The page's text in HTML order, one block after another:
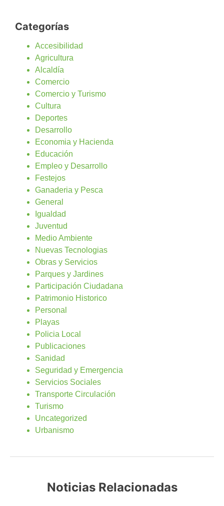
Categorías
Accesibilidad
Agricultura
Alcaldía
Comercio
Comercio y Turismo
Cultura
Deportes
Desarrollo
Economia y Hacienda
Educación
Empleo y Desarrollo
Festejos
Ganaderia y Pesca
General
Igualdad
Juventud
Medio Ambiente
Nuevas Tecnologias
Obras y Servicios
Parques y Jardines
Participación Ciudadana
Patrimonio Historico
Personal
Playas
Policia Local
Publicaciones
Sanidad
Seguridad y Emergencia
Servicios Sociales
Transporte Circulación
Turismo
Uncategorized
Urbanismo
Noticias Relacionadas